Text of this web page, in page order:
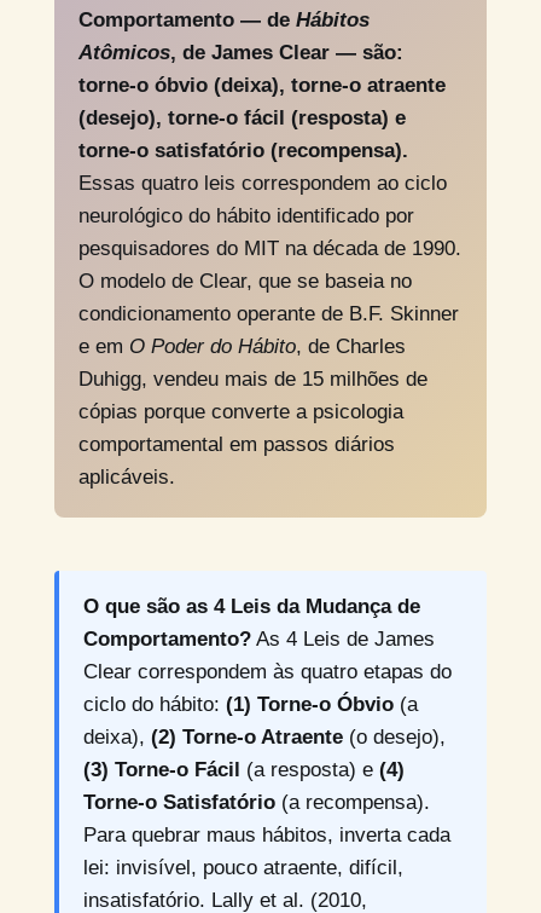
Comportamento — de Hábitos
Atômicos, de James Clear — são:
torne-o óbvio (deixa), torne-o atraente
(desejo), torne-o fácil (resposta) e
torne-o satisfatório (recompensa).
Essas quatro leis correspondem ao ciclo
neurológico do hábito identificado por
pesquisadores do MIT na década de 1990.
O modelo de Clear, que se baseia no
condicionamento operante de B.F. Skinner
e em O Poder do Hábito, de Charles
Duhigg, vendeu mais de 15 milhões de
cópias porque converte a psicologia
comportamental em passos diários
aplicáveis.
O que são as 4 Leis da Mudança de
Comportamento?As 4 Leis de James
Clear correspondem às quatro etapas do
ciclo do hábito: (1) Torne-o Óbvio(a
deixa), (2) Torne-o Atraente(o desejo),
(3) Torne-o Fácil (a resposta) e (4)
Torne-o Satisfatório(a recompensa).
Para quebrar maus hábitos, inverta cada
lei: invisível, pouco atraente, difícil,
insatisfatório. Lally et al. (2010,